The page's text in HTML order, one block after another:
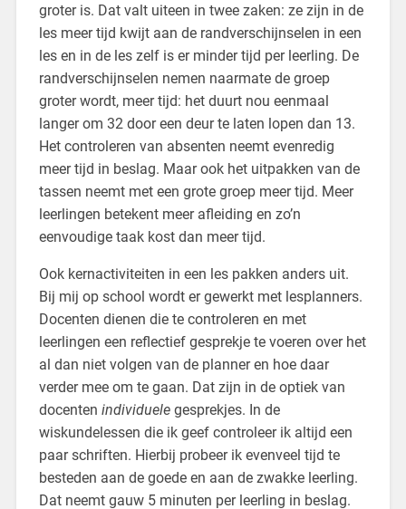
groter is. Dat valt uiteen in twee zaken: ze zijn in de
les meer tijd kwijt aan de randverschijnselen in een
les en in de les zelf is er minder tijd per leerling. De
randverschijnselen nemen naarmate de groep
groter wordt, meer tijd: het duurt nou eenmaal
langer om 32 door een deur te laten lopen dan 13.
Het controleren van absenten neemt evenredig
meer tijd in beslag. Maar ook het uitpakken van de
tassen neemt met een grote groep meer tijd. Meer
leerlingen betekent meer afleiding en zo’n
eenvoudige taak kost dan meer tijd.
Ook kernactiviteiten in een les pakken anders uit.
Bij mij op school wordt er gewerkt met lesplanners.
Docenten dienen die te controleren en met
leerlingen een reflectief gesprekje te voeren over het
al dan niet volgen van de planner en hoe daar
verder mee om te gaan. Dat zijn in de optiek van
docenten individuelegesprekjes. In de
wiskundelessen die ik geef controleer ik altijd een
paar schriften. Hierbij probeer ik evenveel tijd te
besteden aan de goede en aan de zwakke leerling.
Dat neemt gauw 5 minuten per leerling in beslag.